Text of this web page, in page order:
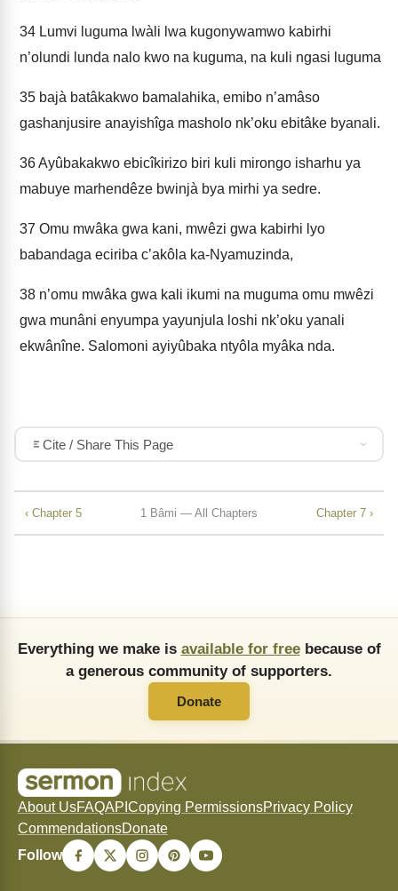
34 Lumvi luguma lwàli lwa kugonywamwo kabirhi
n’olundi lunda nalo kwo na kuguma, na kuli ngasi luguma
35 bajà batâkakwo bamalahika, emibo n’amâso
gashanjusire anayishîga masholo nk’oku ebitâke byanali.
36Ayûbakakwo ebicîkirizo biri kuli mirongo isharhu ya
mabuye marhendêze bwinjà bya mirhi ya sedre.
37 Omu mwâka gwa kani, mwêzi gwa kabirhi lyo
babandaga eciriba c’akôla ka-Nyamuzinda,
38 n’omu mwâka gwa kali ikumi na muguma omu mwêzi
gwa munâni enyumpa yayunjula loshi nk’oku yanali
ekwânîne. Salomoni ayiyûbaka ntyôla myâka nda.
Cite / Share This Page
‹ Chapter 5 1 Bâmi — All Chapters Chapter 7 ›
Everything we make is available for freebecause of
a generous community of supporters.
Donate
About UsFAQAPI Copying PermissionsPrivacy Policy
CommendationsDonate
Follow